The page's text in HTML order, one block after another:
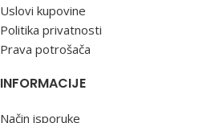
Uslovi kupovine
Politika privatnosti
Prava potrošača
INFORMACIJE
Način isporuke